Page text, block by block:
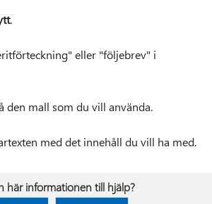
.
eller "följebrev" i
den mall som du vill använda.
med det innehåll du vill ha med.
här informationen till hjälp?